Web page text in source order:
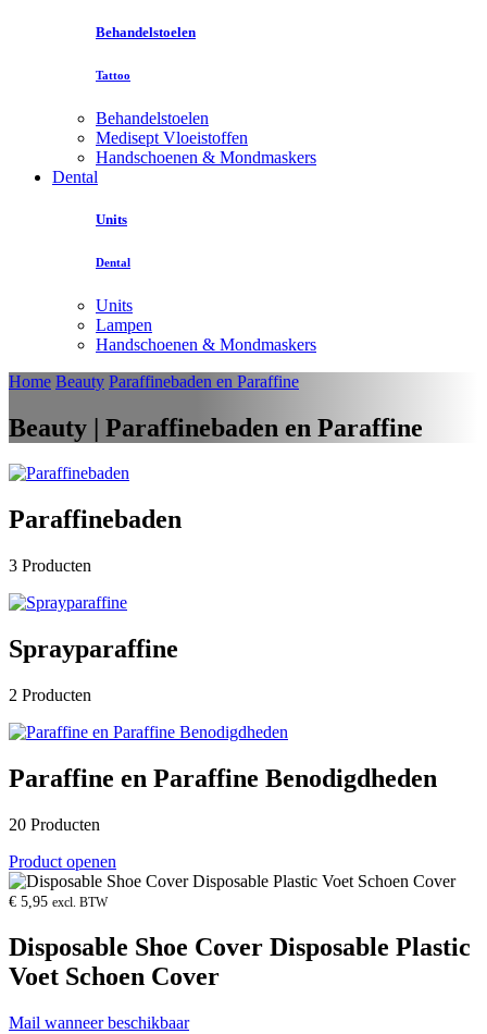
Behandelstoelen
Tattoo
Behandelstoelen
Medisept Vloeistoffen
Handschoenen & Mondmaskers
Dental
Units
Dental
Units
Lampen
Handschoenen & Mondmaskers
Home Beauty Paraffinebaden en Paraffine
Beauty | Paraffinebaden en Paraffine
Paraffinebaden
3 Producten
Sprayparaffine
2 Producten
Paraffine en Paraffine Benodigdheden
20 Producten
Product openen
€ 5,95 excl. BTW
Disposable Shoe Cover Disposable Plastic
Voet Schoen Cover
Mail wanneer beschikbaar